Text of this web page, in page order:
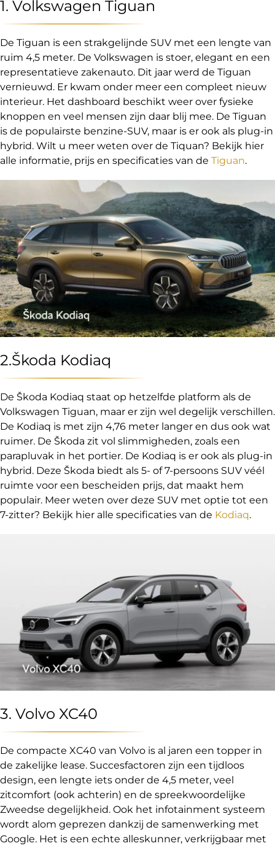
1. Volkswagen Tiguan
De Tiguan is een strakgelijnde SUV met een lengte van
ruim 4,5 meter. De Volkswagen is stoer, elegant en een
representatieve zakenauto. Dit jaar werd de Tiguan
vernieuwd. Er kwam onder meer een compleet nieuw
interieur. Het dashboard beschikt weer over fysieke
knoppen en veel mensen zijn daar blij mee. De Tiguan
is de populairste benzine-SUV, maar is er ook als plug-in
hybrid. Wilt u meer weten over de Tiquan? Bekijk hier
alle informatie, prijs en specificaties van de Tiguan.
2.Škoda Kodiaq
De Škoda Kodiaq staat op hetzelfde platform als de
Volkswagen Tiguan, maar er zijn wel degelijk verschillen.
De Kodiaq is met zijn 4,76 meter langer en dus ook wat
ruimer. De Škoda zit vol slimmigheden, zoals een
parapluvak in het portier. De Kodiaq is er ook als plug-in
hybrid. Deze Škoda biedt als 5- of 7-persoons SUV véél
ruimte voor een bescheiden prijs, dat maakt hem
populair. Meer weten over deze SUV met optie tot een
7-zitter? Bekijk hier alle specificaties van de Kodiaq.
3. Volvo XC40
De compacte XC40 van Volvo is al jaren een topper in
de zakelijke lease. Succesfactoren zijn een tijdloos
design, een lengte iets onder de 4,5 meter, veel
zitcomfort (ook achterin) en de spreekwoordelijke
Zweedse degelijkheid. Ook het infotainment systeem
wordt alom geprezen dankzij de samenwerking met
Google. Het is een echte alleskunner, verkrijgbaar met